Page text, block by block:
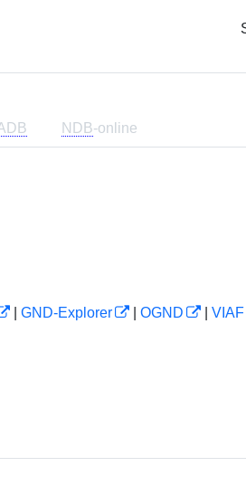
NDB-online
GND-Explorer OGND
VIAF